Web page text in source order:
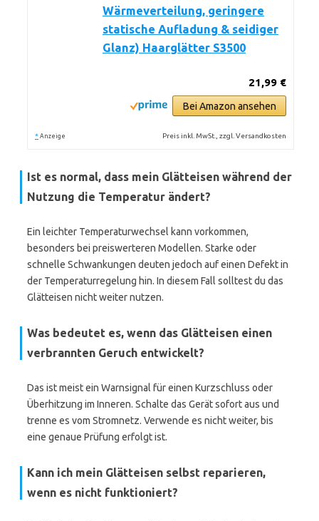
Wärmeverteilung, geringere
statische Aufladung & seidiger
Glanz) Haarglätter S3500
21,99 €
Bei Amazon ansehen
* Anzeige Preis inkl. MwSt., zzgl. Versandkosten
Ist es normal, dass mein Glätteisen während der
Nutzung die Temperatur ändert?
Ein leichter Temperaturwechsel kann vorkommen,
besonders bei preiswerteren Modellen. Starke oder
schnelle Schwankungen deuten jedoch auf einen Defekt in
der Temperaturregelung hin. In diesem Fall solltest du das
Glätteisen nicht weiter nutzen.
Was bedeutet es, wenn das Glätteisen einen
verbrannten Geruch entwickelt?
Das ist meist ein Warnsignal für einen Kurzschluss oder
Überhitzung im Inneren. Schalte das Gerät sofort aus und
trenne es vom Stromnetz. Verwende es nicht weiter, bis
eine genaue Prüfung erfolgt ist.
Kann ich mein Glätteisen selbst reparieren,
wenn es nicht funktioniert?